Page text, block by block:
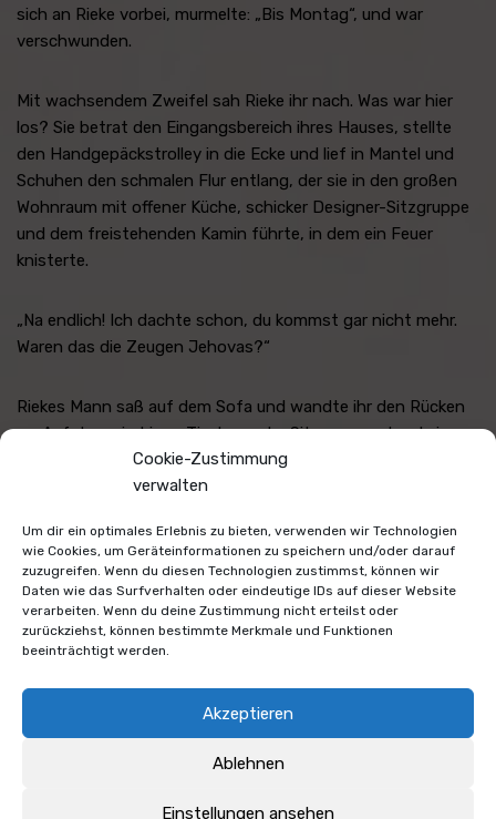
Cookie-Zustimmung
verwalten
Um dir ein optimales Erlebnis zu bieten, verwenden wir Technologien
wie Cookies, um Geräteinformationen zu speichern und/oder darauf
zuzugreifen. Wenn du diesen Technologien zustimmst, können wir
Daten wie das Surfverhalten oder eindeutige IDs auf dieser Website
verarbeiten. Wenn du deine Zustimmung nicht erteilst oder
zurückziehst, können bestimmte Merkmale und Funktionen
beeinträchtigt werden.
Akzeptieren
Ablehnen
Einstellungen ansehen
sich an Rieke vorbei, murmelte: „Bis Montag“, und war
verschwunden.
Mit wachsendem Zweifel sah Rieke ihr nach. Was war hier
los? Sie betrat den Eingangsbereich ihres Hauses, stellte
den Handgepäckstrolley in die Ecke und lief in Mantel und
Schuhen den schmalen Flur entlang, der sie in den großen
Wohnraum mit offener Küche, schicker Designer-Sitzgruppe
und dem freistehenden Kamin führte, in dem ein Feuer
knisterte.
„Na endlich! Ich dachte schon, du kommst gar nicht mehr.
Waren das die Zeugen Jehovas?“
Riekes Mann saß auf dem Sofa und wandte ihr den Rücken
zu. Auf dem niedrigen Tisch vor der Sitzgruppe stand ein
Sektkübel, aus dem der Hals einer Champagnerflasche ragte.
Daneben erkannte Rieke zwei schmale Sektflöten, in denen
Ein Gedanke schob sich in Riekes Bewusstsein. Er erklang
leise, gedämpft, dann wurde er lauter, klarer. Als hätte Rieke
zuerst die falsche Frequenz eingestellt und deswegen am
Regler gespielt. Jetzt wurde er verständlich.
Gustav betrügt mich. Mit meiner Assistentin.
Sie spürte ein Ziehen in der Brust, als die Gewissheit mit aller